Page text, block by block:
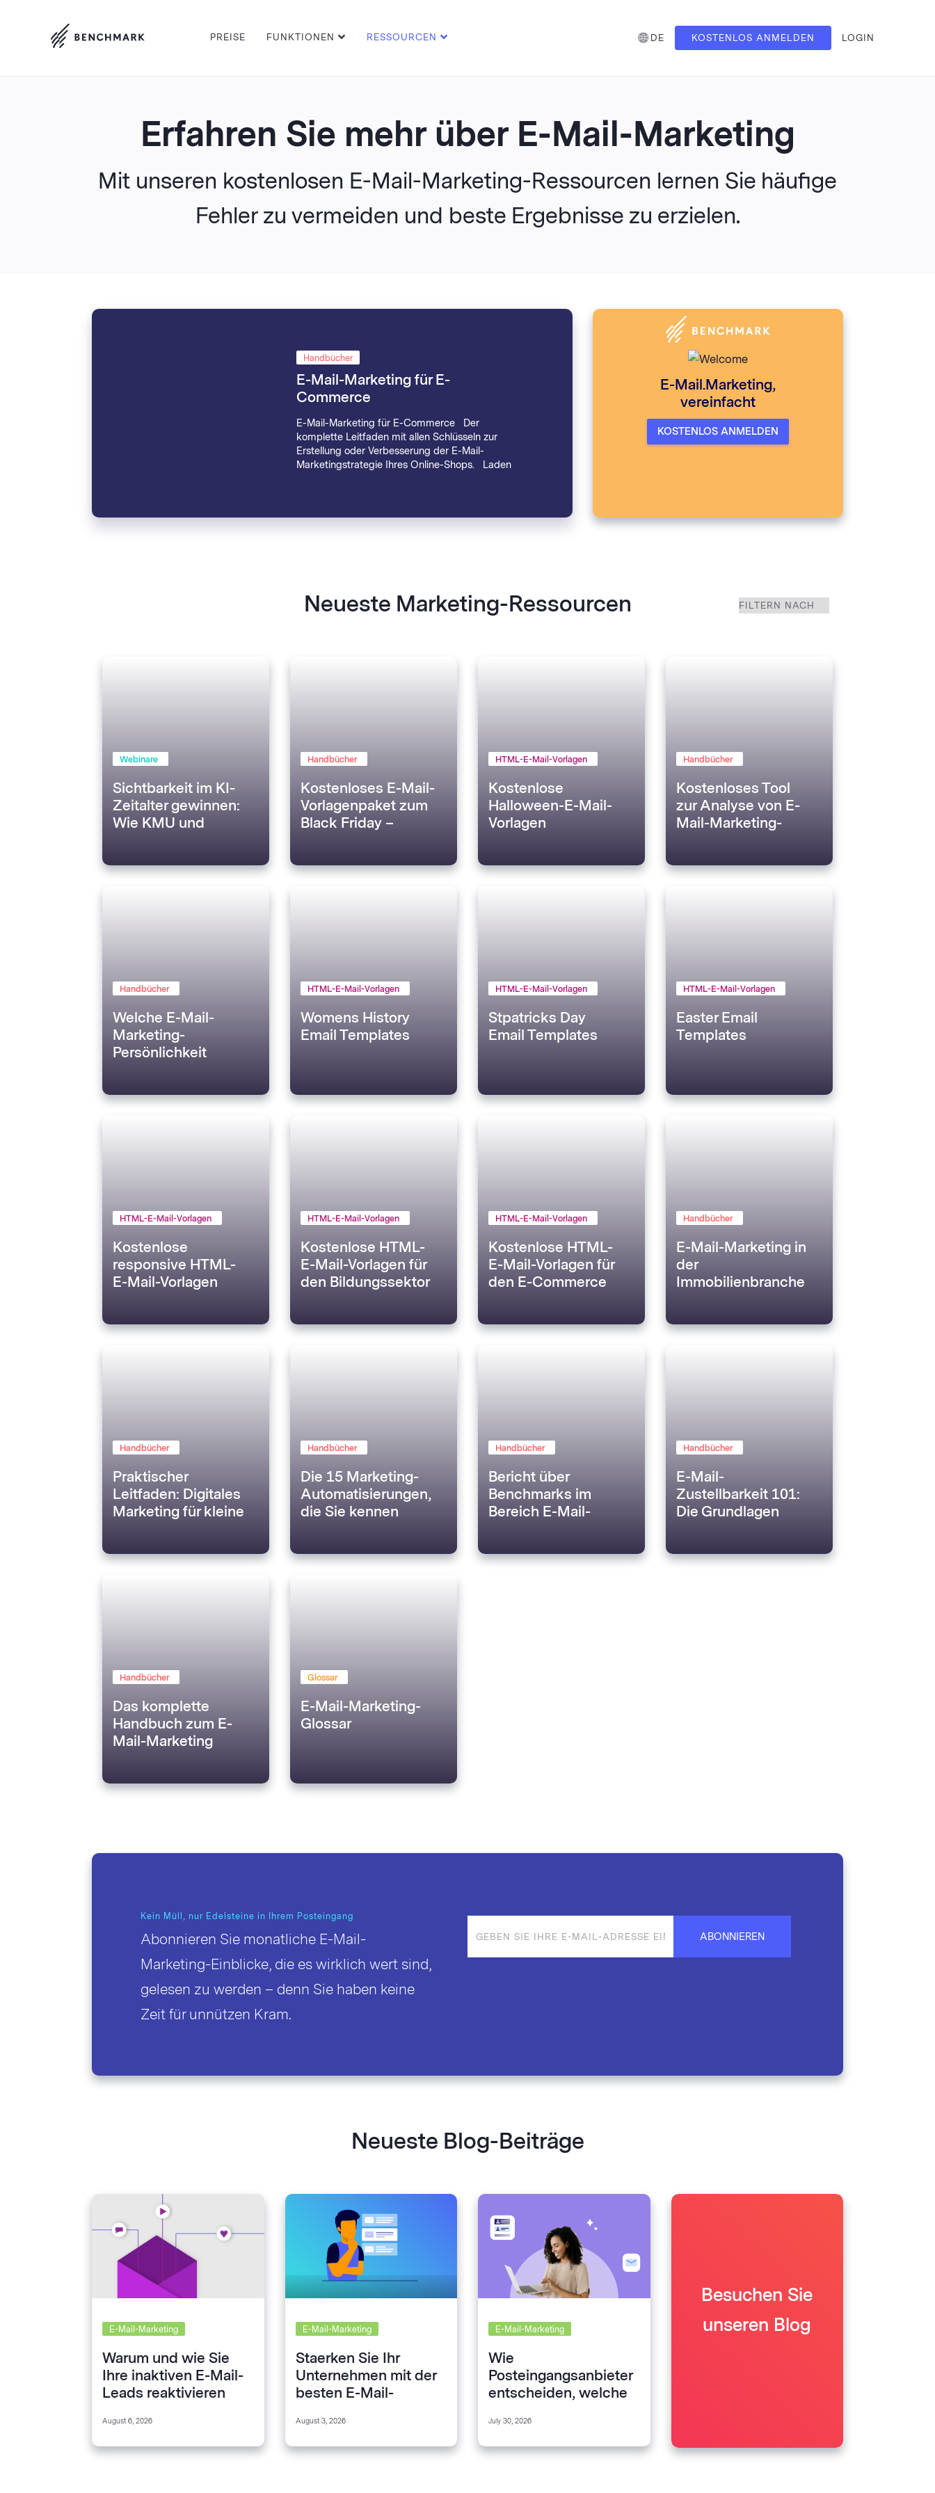
PREISE FUNKTIONEN RESSOURCEN DE KOSTENLOS ANMELDEN LOGIN
Erfahren Sie mehr über E-Mail-Marketing
Mit unseren kostenlosen E-Mail-Marketing-Ressourcen lernen Sie häufige
Fehler zu vermeiden und beste Ergebnisse zu erzielen.
Handbücher
E-Mail-Marketing für E-
Commerce
E-Mail-Marketing für E-Commerce Der
komplette Leitfaden mit allen Schlüsseln zur
Erstellung oder Verbesserung der E-Mail-
Marketingstrategie Ihres Online-Shops. Laden
E-Mail.Marketing,
vereinfacht
KOSTENLOS ANMELDEN
Neueste Marketing-Ressourcen
Webinare
Sichtbarkeit im KI-
Zeitalter gewinnen:
Wie KMU und
können, wenn KI die
Handbücher
Kostenloses E-Mail-
Vorlagenpaket zum
Black Friday –
HTML-E-Mail-Vorlagen
Kostenlose
Halloween-E-Mail-
Vorlagen
Handbücher
Kostenloses Tool
zur Analyse von E-
Mail-Marketing-
Handbücher
Welche E-Mail-
Marketing-
Persönlichkeit
HTML-E-Mail-Vorlagen
Womens History
Email Templates
HTML-E-Mail-Vorlagen
Stpatricks Day
Email Templates
HTML-E-Mail-Vorlagen
Easter Email
Templates
HTML-E-Mail-Vorlagen
Kostenlose
responsive HTML-
E-Mail-Vorlagen
HTML-E-Mail-Vorlagen
Kostenlose HTML-
E-Mail-Vorlagen für
den Bildungssektor
HTML-E-Mail-Vorlagen
Kostenlose HTML-
E-Mail-Vorlagen für
den E-Commerce
Handbücher
E-Mail-Marketing in
der
Immobilienbranche
Handbücher
Praktischer
Leitfaden: Digitales
Marketing für kleine
Handbücher
Die 15 Marketing-
Automatisierungen,
die Sie kennen
Handbücher
Bericht über
Benchmarks im
Bereich E-Mail-
Handbücher
E-Mail-
Zustellbarkeit 101:
Die Grundlagen
Handbücher
Das komplette
Handbuch zum E-
Mail-Marketing
Glossar
E-Mail-Marketing-
Glossar
Kein Müll, nur Edelsteine in Ihrem Posteingang
Abonnieren Sie monatliche E-Mail-
Marketing-Einblicke, die es wirklich wert sind,
gelesen zu werden – denn Sie haben keine
Zeit für unnützen Kram.
ABONNIEREN
Neueste Blog-Beiträge
E-Mail-Marketing
Warum und wie Sie
Ihre inaktiven E-Mail-
Leads reaktivieren
August 6, 2026
E-Mail-Marketing
Staerken Sie Ihr
Unternehmen mit der
besten E-Mail-
August 3, 2026
E-Mail-Marketing
Wie
Posteingangsanbieter
entscheiden, welche
(und wie Sie damit
umgehen)
July 30, 2026
Besuchen Sie
unseren Blog